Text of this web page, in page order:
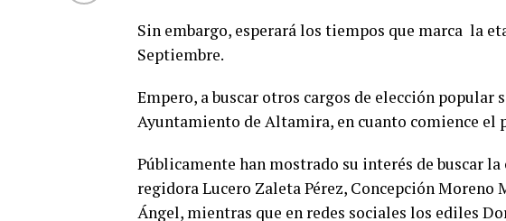
Sin embargo, esperará los tiempos que marca la
Septiembre.
Empero, a buscar otros cargos de elección popular
Ayuntamiento de Altamira, en cuanto comience el
Públicamente han mostrado su interés de buscar
regidora Lucero Zaleta Pérez, Concepción Moreno
Ángel, mientras que en redes sociales los ediles